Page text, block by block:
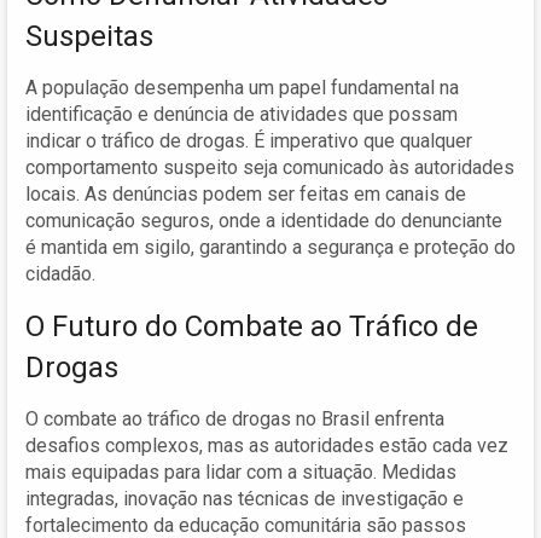
Suspeitas
A população desempenha um papel fundamental na
identificação e denúncia de atividades que possam
indicar o tráfico de drogas. É imperativo que qualquer
comportamento suspeito seja comunicado às autoridades
locais. As denúncias podem ser feitas em canais de
comunicação seguros, onde a identidade do denunciante
é mantida em sigilo, garantindo a segurança e proteção do
cidadão.
O Futuro do Combate ao Tráfico de
Drogas
O combate ao tráfico de drogas no Brasil enfrenta
desafios complexos, mas as autoridades estão cada vez
mais equipadas para lidar com a situação. Medidas
integradas, inovação nas técnicas de investigação e
fortalecimento da educação comunitária são passos